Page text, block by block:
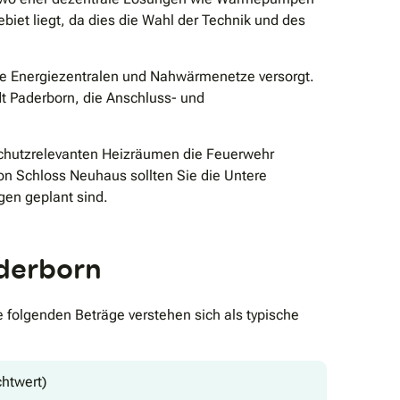
viele Jahre Freude haben werden.
liegt, da dies die Wahl der Technik und des
und Nahwärmenetze versorgt.
Paderborn, die Anschluss- und
Heizräumen die Feuerwehr
Schloss Neuhaus sollten Sie die Untere
geplant sind.
Beträge verstehen sich als typische